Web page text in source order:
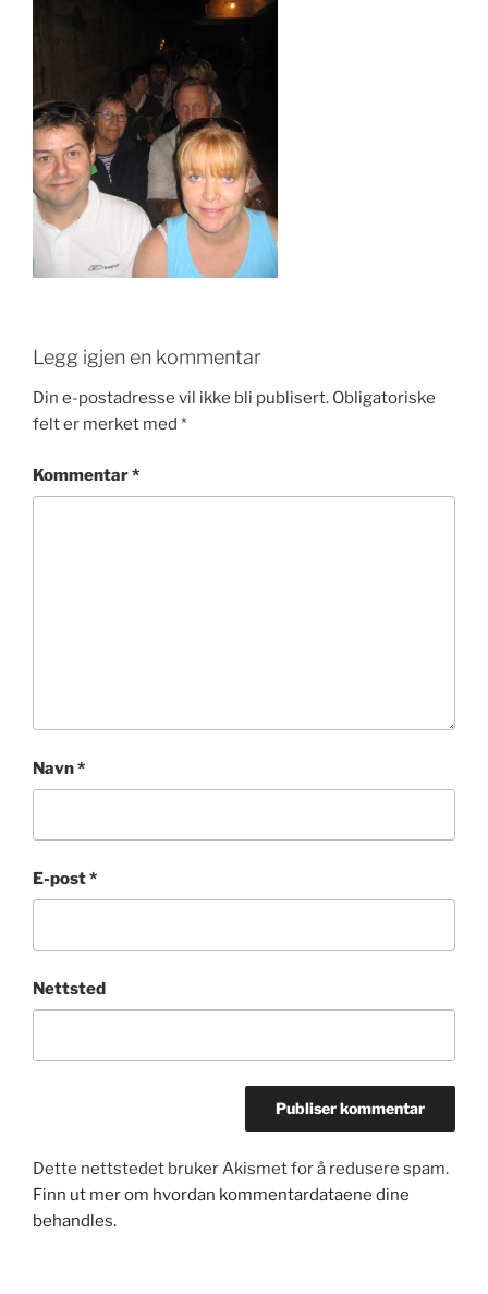
o
k
dI
n
e
st
e
Legg igjen en kommentar
Din e-postadresse vil ikke bli publisert. Obligatoriske
felt er merket med *
Kommentar*
Navn*
E-post*
Nettsted
Dette nettstedet bruker Akismet for å redusere spam.
Finn ut mer om hvordan kommentardataene dine
behandles.